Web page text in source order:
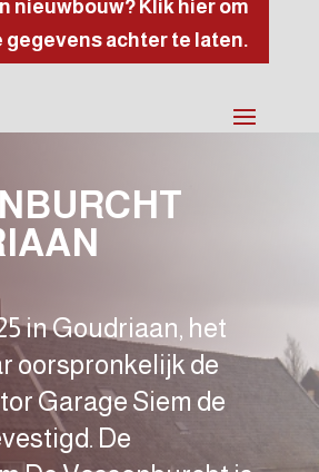
nieuwbouw? Klik hier om
gegevens achter te laten.
in Goudriaan, het
oorspronkelijk de
Garage Siem de
De